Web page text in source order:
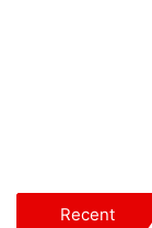
Recent